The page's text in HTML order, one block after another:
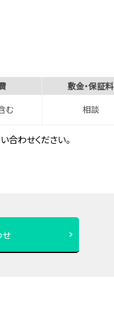
敷金・保証料
む 相談
わせください。
せ